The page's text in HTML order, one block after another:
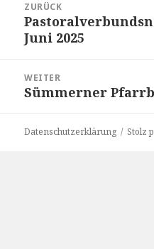
ZURÜCK
Vorheriger
Beitrag:
Juni 2025
WEITER
Nächster
Sümmerner
Datenschutzerklärung Stolz